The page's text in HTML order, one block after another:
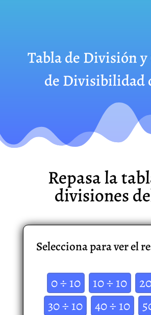
Tabla de División
de Divisibilidad
Repasa la
divisiones
Selecciona para ver el
0 ÷ 10 10 ÷ 10
30 ÷ 10
40 ÷ 10